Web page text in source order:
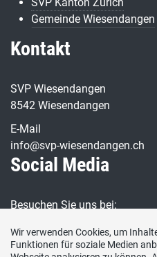
Gemeinde Wiesendangen
Kontakt
SVP Wiesendangen
8542 Wiesendangen
E-Mail
info@svp-wiesendangen.ch
Social Media
Besuchen Sie uns bei:
Wir verwenden Cookies, um
Funktionen für soziale Medien